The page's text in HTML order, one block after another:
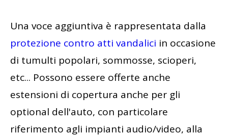
Una voce aggiuntiva è rappresentata dalla
protezione contro atti vandalici in occasione
di tumulti popolari, sommosse, scioperi,
etc... Possono essere offerte anche
estensioni di copertura anche per gli
optional dell'auto, con particolare
riferimento agli impianti audio/video, alla